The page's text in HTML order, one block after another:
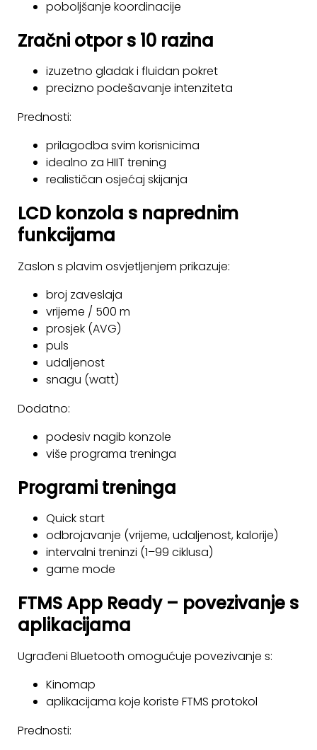
poboljšanje koordinacije
Zračni otpor s 10 razina
izuzetno gladak i fluidan pokret
precizno podešavanje intenziteta
Prednosti:
prilagodba svim korisnicima
idealno za HIIT trening
realističan osjećaj skijanja
LCD konzola s naprednim
funkcijama
Zaslon s plavim osvjetljenjem prikazuje:
broj zaveslaja
vrijeme / 500 m
prosjek (AVG)
puls
udaljenost
snagu (watt)
Dodatno:
podesiv nagib konzole
više programa treninga
Programi treninga
Quick start
odbrojavanje (vrijeme, udaljenost, kalorije)
intervalni treninzi (1–99 ciklusa)
game mode
FTMS App Ready – povezivanje s
aplikacijama
Ugrađeni Bluetooth omogućuje povezivanje s:
Kinomap
aplikacijama koje koriste FTMS protokol
Prednosti: